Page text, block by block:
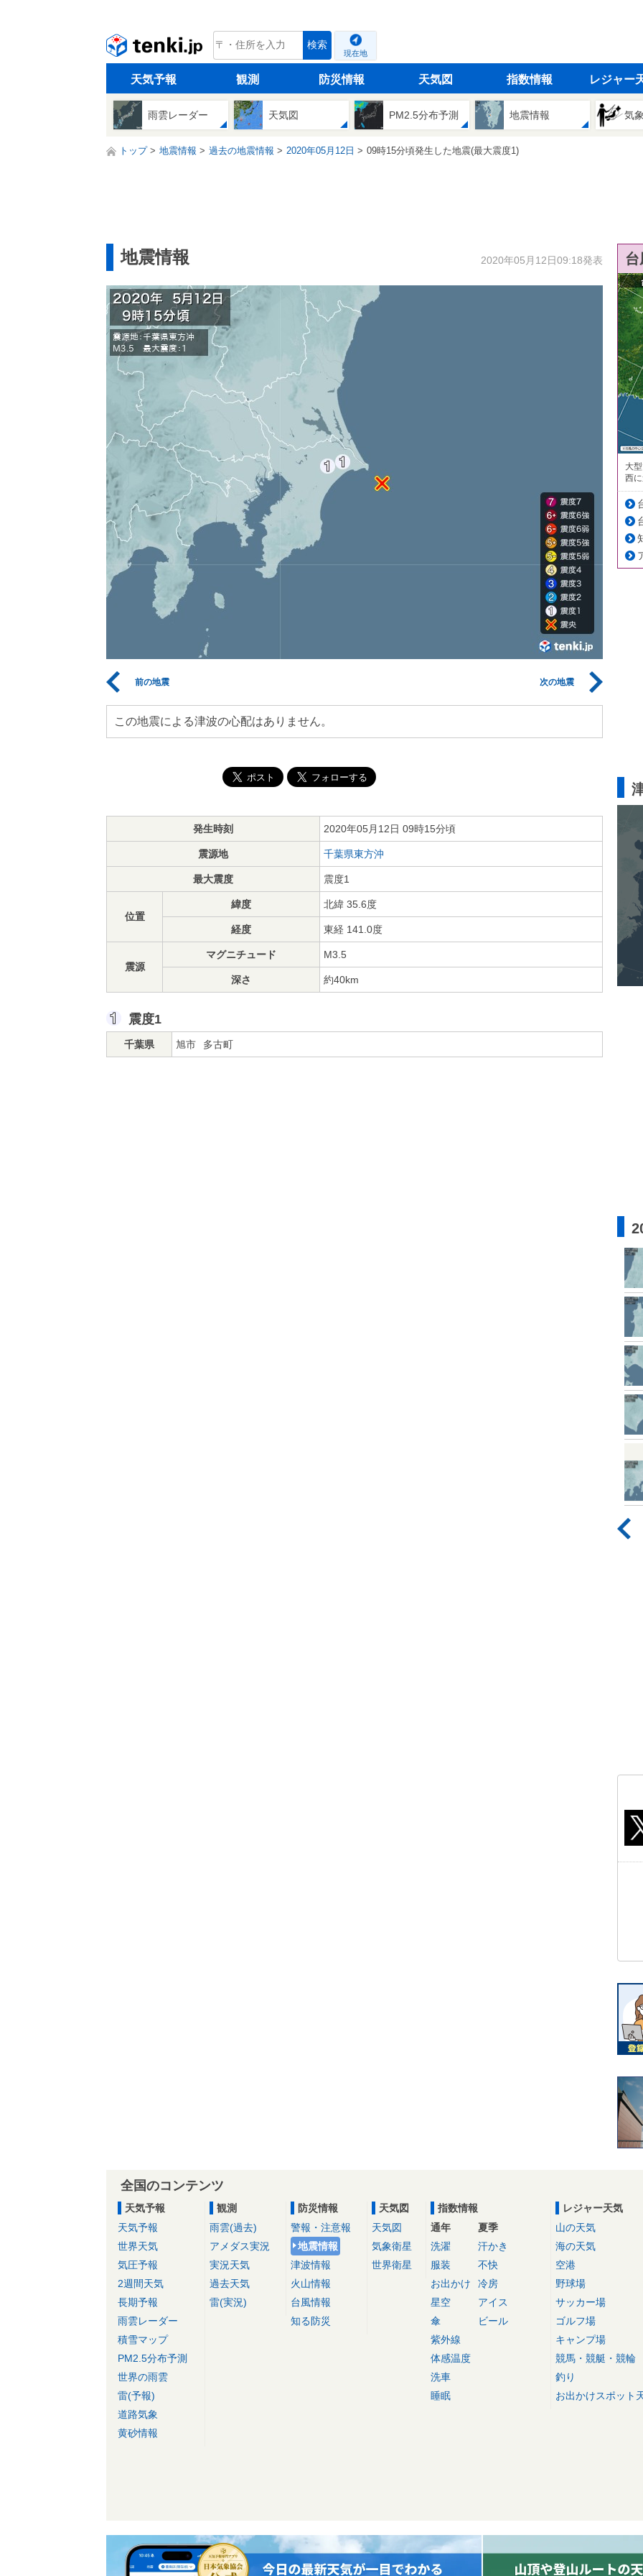
tenki.jp 検索
現在地
天気予報 観測 防災情報 天気図 指数情報 レジャー
雨雲レーダー 天気図 PM2.5分布予測 地震情報 気
トップ 地震情報 過去の地震情報 2020年05月12日 09時15分頃発生した地震(最大震度1)
地震情報 2020年05月12日09:18発表
前の地震 次の地震
この地震による津波の心配はありません。
発生時刻 2020年05月12日 09時15分頃
震源地 千葉県東方沖
最大震度 震度1
位置
緯度 北緯 35.6度
経度 東経 141.0度
震源
マグニチュード M3.5
深さ 約40km
震度1
千葉県 旭市 多古町
大
西
全国のコンテンツ
天気予報
天気予報
世界天気
気圧予報
2週間天気
長期予報
雨雲レーダー
積雪マップ
PM2.5分布予測
世界の雨雲
雷(予報)
道路気象
黄砂情報
観測
雨雲(過去)
アメダス実況
実況天気
過去天気
雷(実況)
防災情報
警報・注意報
地震情報
津波情報
火山情報
台風情報
知る防災
天気図
天気図
気象衛星
世界衛星
指数情報
通年
洗濯
服装
お出かけ
星空
傘
紫外線
体感温度
洗車
睡眠
夏季
汗かき
不快
冷房
アイス
ビール
レジャー天気
山の天気
海の天気
空港
野球場
サッカー場
ゴルフ場
キャンプ場
競馬・競艇・競輪
釣り
お出かけスポット